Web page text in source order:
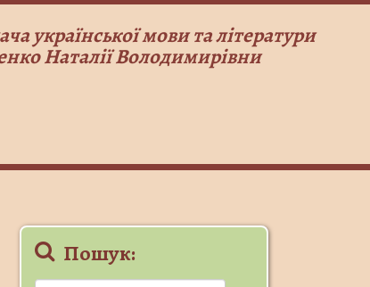
української мови та літератури
Наталії Володимирівни
Пошук: